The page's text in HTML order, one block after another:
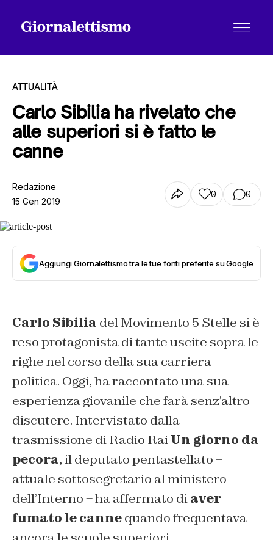
Tutti gli articoli
Chi siamo
Contatti
ATTUALITÀ
Carlo Sibilia ha rivelato che
alle superiori si è fatto le
canne
Redazione
15 Gen 2019
0 0
Aggiungi Giornalettismo tra le tue fonti preferite su Google
Carlo Sibilia del Movimento 5 Stelle si è
reso protagonista di tante uscite sopra le
righe nel corso della sua carriera
politica. Oggi, ha raccontato una sua
esperienza giovanile che farà senz’altro
discutere. Intervistato dalla
trasmissione di Radio RaiUn giorno da
pecora, il deputato pentastellato –
attuale sottosegretario al ministero
dell’Interno – ha affermato diaver
fumato le cannequando frequentava